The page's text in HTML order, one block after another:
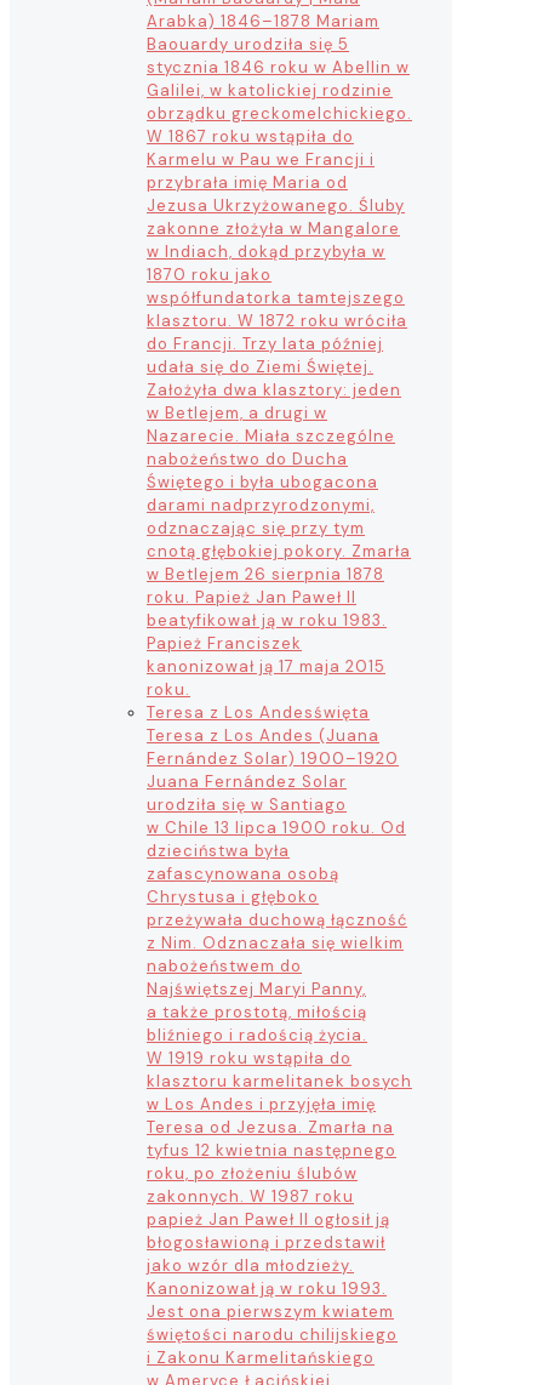
Arabka) 1846–1878 Mariam
Baouardy urodziła się 5
stycznia 1846 roku w Abellin w
Galilei, w katolickiej rodzinie
obrządku greckomelchickiego.
W 1867 roku wstąpiła do
Karmelu w Pau we Francji i
przybrała imię Maria od
Jezusa Ukrzyżowanego. Śluby
zakonne złożyła w Mangalore
w Indiach, dokąd przybyła w
1870 roku jako
współfundatorka tamtejszego
klasztoru. W 1872 roku wróciła
do Francji. Trzy lata później
udała się do Ziemi Świętej.
Założyła dwa klasztory: jeden
w Betlejem, a drugi w
Nazarecie. Miała szczególne
nabożeństwo do Ducha
Świętego i była ubogacona
darami nadprzyrodzonymi,
odznaczając się przy tym
cnotą głębokiej pokory. Zmarła
w Betlejem 26 sierpnia 1878
roku. Papież Jan Paweł II
beatyfikował ją w roku 1983.
Papież Franciszek
kanonizował ją 17 maja 2015
roku.
Teresa z Los Andesświęta
Teresa z Los Andes (Juana
Fernández Solar) 1900–1920
Juana Fernández Solar
urodziła się w Santiago
w Chile 13 lipca 1900 roku. Od
dzieciństwa była
zafascynowana osobą
Chrystusa i głęboko
przeżywała duchową łączność
z Nim. Odznaczała się wielkim
nabożeństwem do
Najświętszej Maryi Panny,
a także prostotą, miłością
bliźniego i radością życia.
W 1919 roku wstąpiła do
klasztoru karmelitanek bosych
w Los Andes i przyjęła imię
Teresa od Jezusa. Zmarła na
tyfus 12 kwietnia następnego
roku, po złożeniu ślubów
zakonnych. W 1987 roku
papież Jan Paweł II ogłosił ją
błogosławioną i przedstawił
jako wzór dla młodzieży.
Kanonizował ją w roku 1993.
Jest ona pierwszym kwiatem
świętości narodu chilijskiego
i Zakonu Karmelitańskiego
w Ameryce Łacińskiej.